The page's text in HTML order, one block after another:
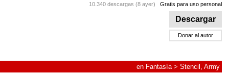
10.340 descargas (8 ayer) Gratis para uso personal
Descargar
Donar al autor
en Fantasía> Stencil, Army